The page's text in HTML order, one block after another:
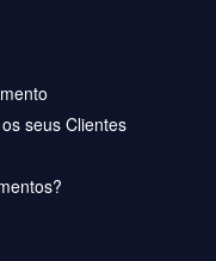
seus Clientes